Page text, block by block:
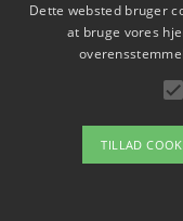
Om /
Dette websted bruger
at bruge vores
TILLAD